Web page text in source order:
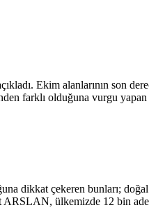
Ekim alanlarının son
farklı olduğuna vurgu yapan
dikkat çekeren bunları;
ARSLAN, ülkemizde 12 bin